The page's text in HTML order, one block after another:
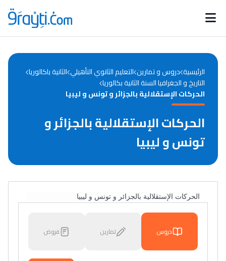
Catégories
d'actualités
Annonces bourses
الرئيسية دروس و تمارين التعليم الثانوي التأهيلي الثانية باكالوريا
التاريخ و الجغرافيا السنة الثانية بكالوريا
الحركات الإستقلالية بالجزائر و تونس و ليبيا
الحركات الإستقلالية بالجزائر و
تونس و ليبيا
الحركات الإستقلالية بالجزائر و تونس و ليبيا
دروس تمارين فروض